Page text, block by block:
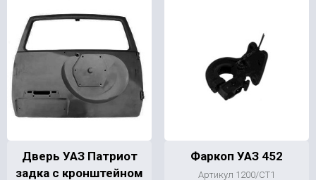
Дверь УАЗ Патриот
задка с кронштейном
Фаркоп УАЗ 452
Артикул 1200/СТ1